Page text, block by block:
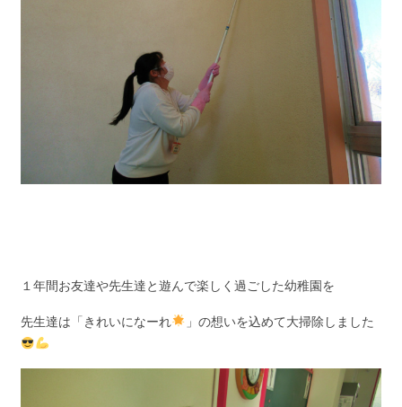
１年間お友達や先生達と遊んで楽しく過ごした幼稚園を
先生達は「きれいになーれ 」の想いを込めて大掃除しました